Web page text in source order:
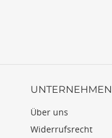
UNTERNEHMEN
Über uns
Widerrufsrecht